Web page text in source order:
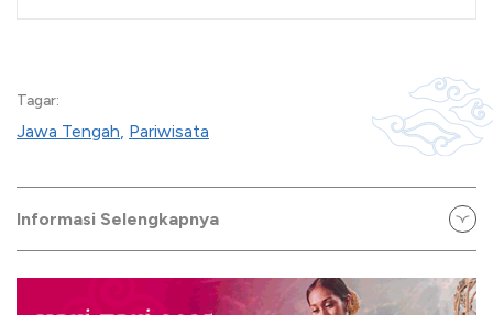
Tagar:
Jawa Tengah, Pariwisata
Informasi Selengkapnya